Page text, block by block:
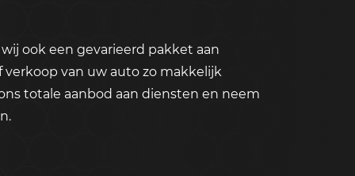
ook een gevarieerd pakket aan
verkoop van uw auto zo makkelijk
totale aanbod aan diensten en neem